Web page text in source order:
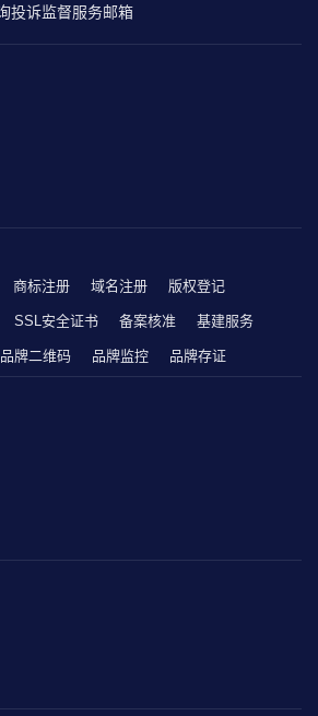
投诉监督服务邮箱
商标注册 域名注册 版权登记
SSL安全证书 备案核准 基建服务
品牌二维码 品牌监控 品牌存证